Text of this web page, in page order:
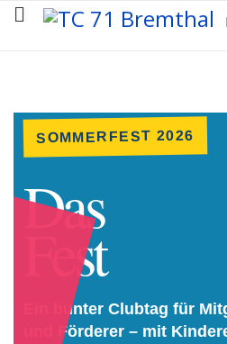
SOMMERFEST 2026
Das
Fest
Ein bunter Clubtag für
und Förderer – mit